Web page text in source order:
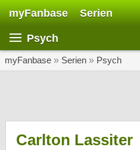
myFanbase Serien
Psych
myFanbase » Serien » Psych
Carlton Lassiter
SERIEN